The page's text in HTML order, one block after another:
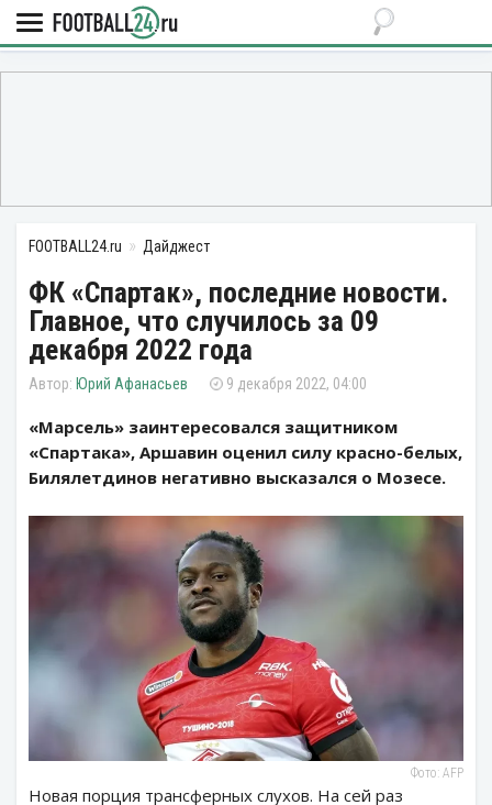
FOOTBALL24.ru Дайджест
ФК «Спартак», последние новости.
Главное, что случилось за 09
декабря 2022 года
Юрий Афанасьев 9 декабря 2022, 04:00
«Марсель» заинтересовался защитником
«Спартака», Аршавин оценил силу красно-белых,
Билялетдинов негативно высказался о Мозесе.
Фото: AFP
Новая порция трансферных слухов. На сей раз